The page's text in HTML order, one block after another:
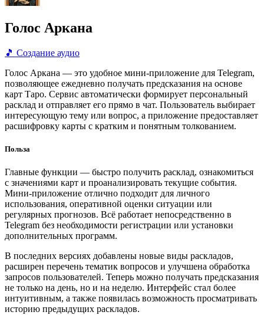
Голос Аркана
🎵 Создание аудио
Голос Аркана — это удобное мини-приложение для Telegram,
позволяющее ежедневно получать предсказания на основе
карт Таро. Сервис автоматически формирует персональный
расклад и отправляет его прямо в чат. Пользователь выбирает
интересующую тему или вопрос, а приложение предоставляет
расшифровку карты с кратким и понятным толкованием.
Польза
Главные функции — быстро получить расклад, ознакомиться
с значениями карт и проанализировать текущие события.
Мини-приложение отлично подходит для личного
использования, оперативной оценки ситуации или
регулярных прогнозов. Всё работает непосредственно в
Telegram без необходимости регистрации или установки
дополнительных программ.
В последних версиях добавлены новые виды раскладов,
расширен перечень тематик вопросов и улучшена обработка
запросов пользователей. Теперь можно получать предсказания
не только на день, но и на неделю. Интерфейс стал более
интуитивным, а также появилась возможность просматривать
историю предыдущих раскладов.